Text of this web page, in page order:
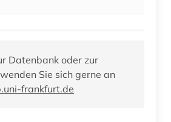
Datenbank oder zur
Sie sich gerne an
frankfurt.de